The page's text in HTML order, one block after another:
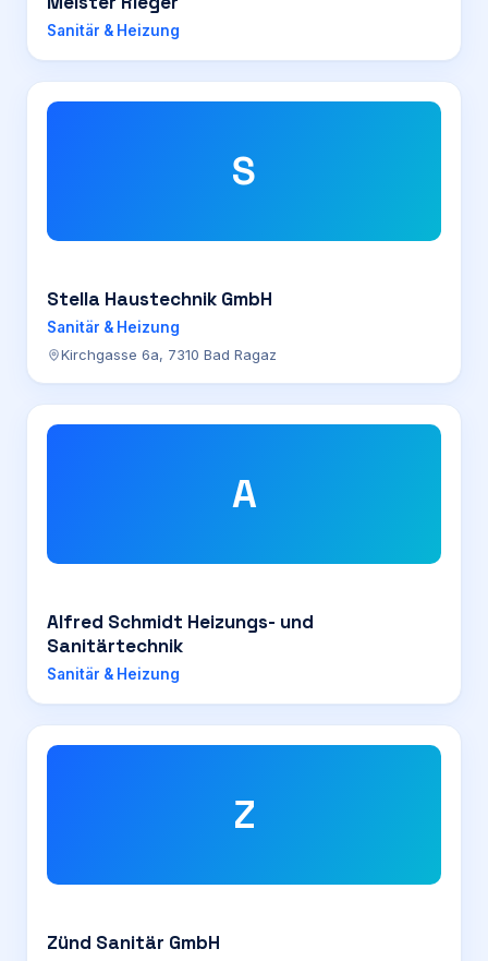
Sanitär & Heizung
S
Stella Haustechnik GmbH
Sanitär & Heizung
Kirchgasse 6a, 7310 Bad Ragaz
A
Alfred Schmidt Heizungs- und
Sanitärtechnik
Sanitär & Heizung
Z
Zünd Sanitär GmbH